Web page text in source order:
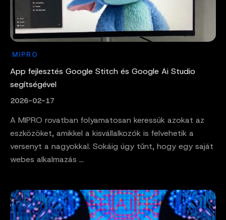
MIPRO
App fejlesztés Google Stitch és Google Ai Studio
segítségével
2026-02-17
A MIPRO rovatban folyamatosan keressük azokat az
eszközöket, amikkel a kisvállalkozók is felvehetik a
versenyt a nagyokkal. Sokáig úgy tűnt, hogy egy saját
webes alkalmazás ...